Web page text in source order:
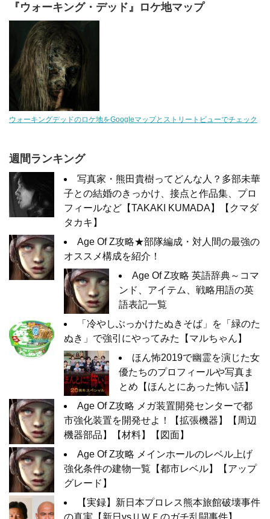
『ウォーキング・デッド』ロケ地マップ
ウォーキングデッドのロケ地をGoogleマップとストリートビューでチェック
週間ランキング
写真家・熊田貴樹ってどんな人？多部未華
子との結婚のきっかけ、接点と作品集、プロ
フィールなど【TAKAKI KUMADA】【クマダ
タカキ】
Age Of Z攻略★部隊編成・対人間の最強の
オススメ構成を紹介！
Age Of Z攻略 英語辞典～コマ
ンド、アイテム、戦略用語の英
語表記一覧
「冷やしぶっかけたぬきそば」を「緑のた
ぬき」で強引にやってみた【マルちゃん】
ほん怖2019で幽霊を演じた女
優たちのプロフィールや写真ま
とめ【ほんとにあった怖い話】
Age Of Z攻略 メガ装置開発センターで都
市強化装置を開発せよ！【拡張機器】【周辺
機器部品】【材料】【図面】
Age Of Z攻略 メインホールのレベル上げ
強化条件の建物一覧【都市レベル】【アップ
グレード】
【実録】新日本プロレス熊本旅館破壊事件
の真実【新日vsＵＷＦのガチ乱闘事件】